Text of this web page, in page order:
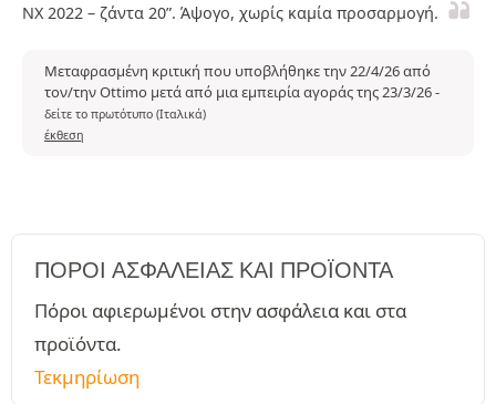
NX 2022 – ζάντα 20”. Άψογο, χωρίς καμία προσαρμογή.
Μεταφρασμένη κριτική που υποβλήθηκε την 22/4/26 από
τον/την Ottimo μετά από μια εμπειρία αγοράς της 23/3/26-
δείτε το πρωτότυπο (Ιταλικά)
έκθεση
ΠΌΡΟΙ ΑΣΦΑΛΕΊΑΣ ΚΑΙ ΠΡΟΪΌΝΤΑ
Πόροι αφιερωμένοι στην ασφάλεια και στα
προϊόντα.
Τεκμηρίωση